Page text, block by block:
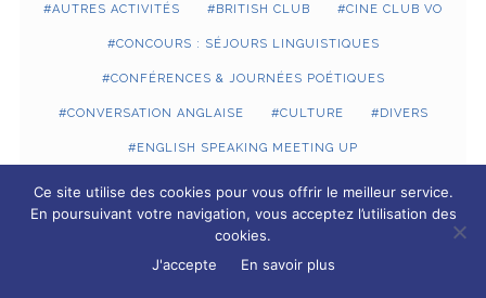
AUTRES ACTIVITÉS BRITISH CLUB CINE CLUB VO
CONCOURS : SÉJOURS LINGUISTIQUES
CONFÉRENCES & JOURNÉES POÉTIQUES
CONVERSATION ANGLAISE CULTURE DIVERS
ENGLISH SPEAKING MEETING UP
IN MEMORIAM LECTURES
Ce site utilise des cookies pour vous offrir le meilleur service.
En poursuivant votre navigation, vous acceptez l’utilisation des
cookies.
J'accepte
En savoir plus